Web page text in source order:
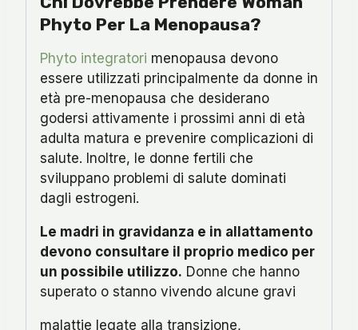
Phyto Per La Menopausa?
Phyto integratori menopausa devono
essere utilizzati principalmente da donne in
età pre-menopausa che desiderano
godersi attivamente i prossimi anni di età
adulta matura e prevenire complicazioni di
salute. Inoltre, le donne fertili che
sviluppano problemi di salute dominati
dagli estrogeni.
Le madri in gravidanza e in allattamento
devono consultare il proprio medico per
un possibile utilizzo. Donne che hanno
superato o stanno vivendo alcune gravi
malattie legate alla transizione,